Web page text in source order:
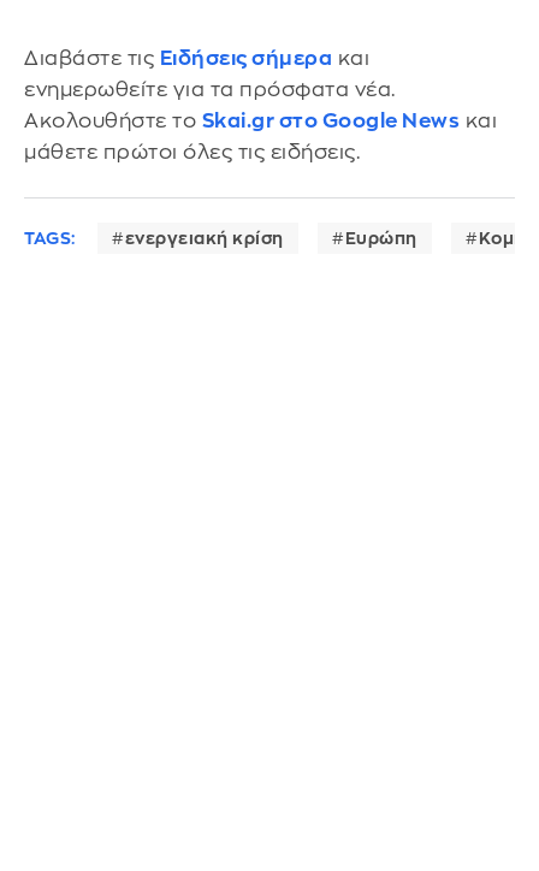
Διαβάστε τις Ειδήσεις σήμερα και
ενημερωθείτε για τα πρόσφατα νέα.
Ακολουθήστε το Skai.gr στο Google News και
μάθετε πρώτοι όλες τις ειδήσεις.
TAGS: ενεργειακή κρίση Ευρώπη